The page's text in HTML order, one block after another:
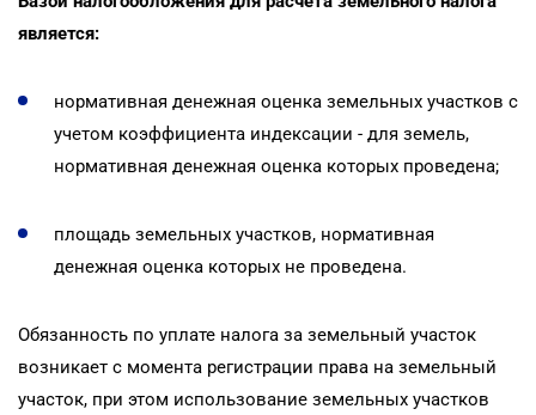
является:
нормативная денежная оценка земельных участков с
учетом коэффициента индексации - для земель,
нормативная денежная оценка которых проведена;
площадь земельных участков, нормативная
денежная оценка которых не проведена.
Обязанность по уплате налога за земельный участок
возникает с момента регистрации права на земельный
участок, при этом использование земельных участков